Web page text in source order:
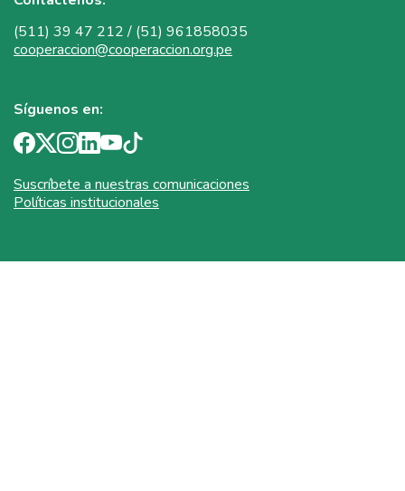
(511) 39 47 212 / (51) 961858035
cooperaccion@cooperaccion.org.pe
Síguenos en:
Suscríbete a nuestras comunicaciones
Políticas institucionales